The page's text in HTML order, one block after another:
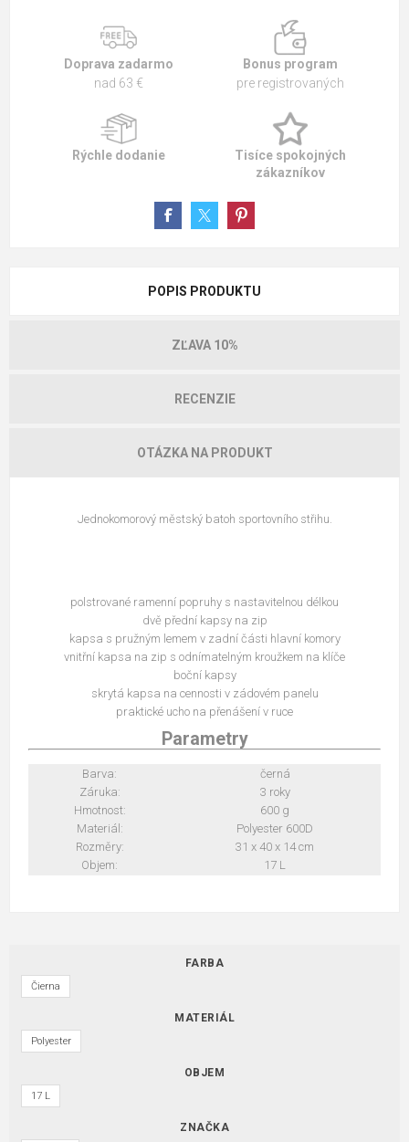
Doprava zadarmo
nad 63 €
Bonus program
pre registrovaných
Rýchle dodanie
Tisíce spokojných
zákazníkov
POPIS PRODUKTU
ZĽAVA 10%
RECENZIE
OTÁZKA NA PRODUKT
Jednokomorový městský batoh sportovního střihu.
polstrované ramenní popruhy s nastavitelnou délkou
dvě přední kapsy na zip
kapsa s pružným lemem v zadní části hlavní komory
vnitřní kapsa na zip s odnímatelným kroužkem na klíče
boční kapsy
skrytá kapsa na cennosti v zádovém panelu
praktické ucho na přenášení v ruce
Parametry
Barva:
černá
Záruka:
3 roky
Hmotnost:
600 g
Materiál:
Polyester 600D
Rozměry:
31 x 40 x 14 cm
Objem:
17 L
FARBA
Čierna
MATERIÁL
Polyester
OBJEM
17 L
ZNAČKA